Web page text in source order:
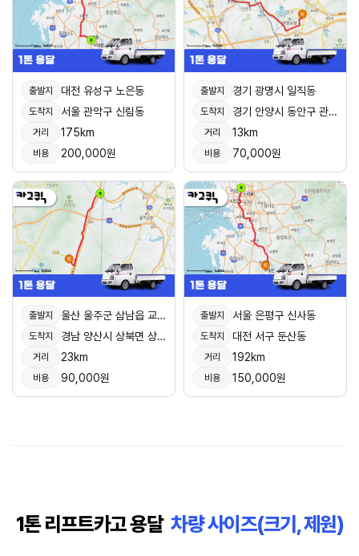
출발지 대전 유성구 노은동
도착지 서울 관악구 신림동
거리 175km
비용 200,000원
출발지 경기 광명시 일직동
도착지 경기 안양시 동안구 관양동
거리 13km
비용 70,000원
출발지 울산 울주군 삼남읍 교동리
도착지 경남 양산시 상북면 상삼리
거리 23km
비용 90,000원
출발지 서울 은평구 신사동
도착지 대전 서구 둔산동
거리 192km
비용 150,000원
1톤 리프트카고 용달 차량 사이즈(크기, 제원)